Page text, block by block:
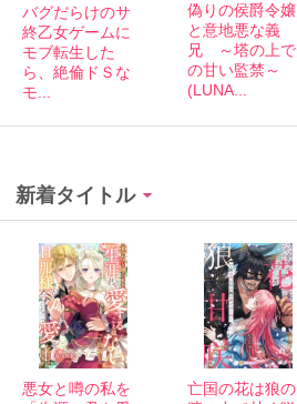
バグだらけのサ
終乙女ゲームに
モブ転生した
ら、絶倫ドＳな
モ...
偽りの侯爵令嬢
と意地悪な義
兄 ～塔の上で
の甘い監禁～
(LUNA...
新着タイトル
悪女と噂の私を
亡国の花は狼の